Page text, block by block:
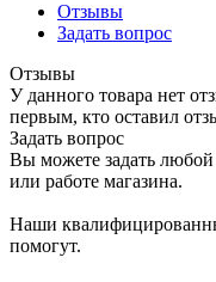
Отзывы
Задать вопрос
Отзывы
У данного товара нет
первым, кто оставил
Задать вопрос
Вы можете задать
или работе магазина.
Наши
помогут.